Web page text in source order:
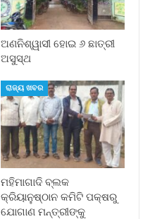
ଅଣନିଶ୍ୱାସୀ ହୋଇ ୬ ଛାତ୍ରୀ
ଅସୁସ୍ଥ
ରାଜ୍ୟ ଖବର
ମହିମାଗାଦି ବ୍ଲକ
କ୍ରିୟାନୁଷ୍ଠାନ କମିଟି ପକ୍ଷରୁ
ଯୋଗାଣ ମନ୍ତ୍ରୀଙ୍କୁ